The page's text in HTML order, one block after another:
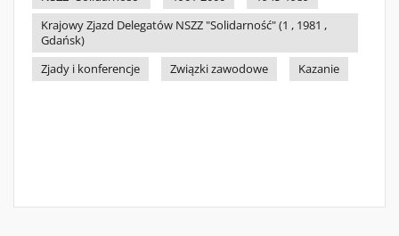
Krajowy Zjazd Delegatów NSZZ "Solidarność" (1 , 1981 ,
Gdańsk)
Zjady i konferencje
Związki zawodowe Kazanie